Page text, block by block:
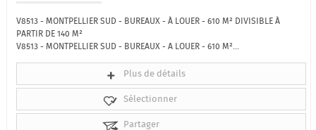
V8513 - MONTPELLIER SUD - BUREAUX - À LOUER - 610 M² DIVISIBLE À
PARTIR DE 140 M²
V8513 - MONTPELLIER SUD - BUREAUX - A LOUER - 610 M²...
Plus de détails
Sélectionner
Partager